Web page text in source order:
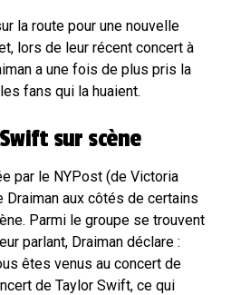
la route pour une nouvelle
lors de leur récent concert à
a une fois de plus pris la
fans qui la huaient.
sur scène
par le NYPost (de Victoria
aux côtés de certains
Parmi le groupe se trouvent
parlant, Draiman déclare :
êtes venus au concert de
de Taylor Swift, ce qui